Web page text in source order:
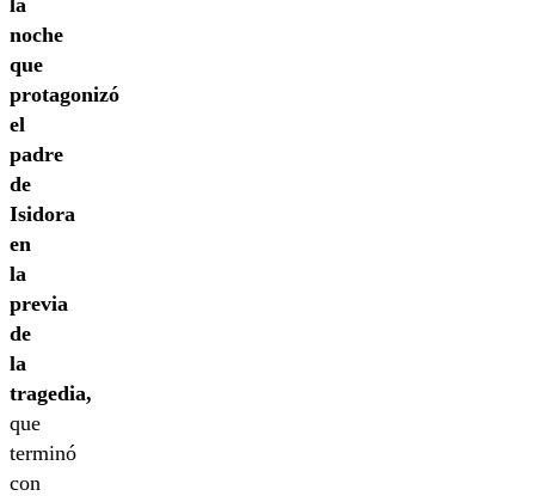
noche
que
protagonizó
el
padre
de
Isidora
en
la
previa
de
la
tragedia,
que
terminó
con